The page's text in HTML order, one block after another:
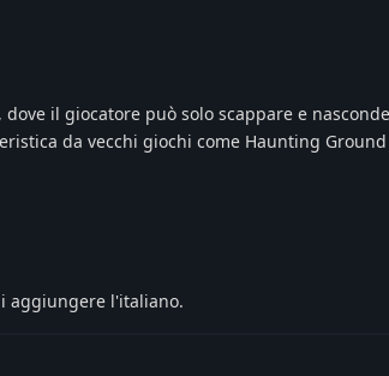
il giocatore può solo scappare e
da vecchi giochi come Haunting Ground
aggiungere l'italiano.